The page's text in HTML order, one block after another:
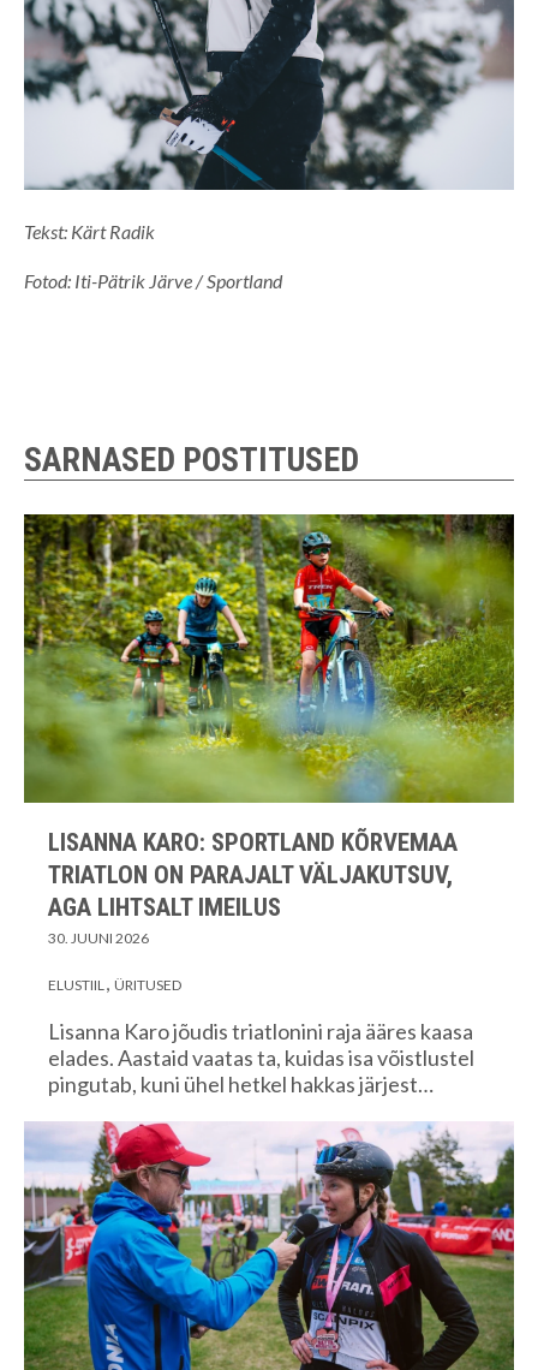
Tekst: Kärt Radik
Fotod: Iti-Pätrik Järve / Sportland
SARNASED POSTITUSED
LISANNA KARO: SPORTLAND KÕRVEMAA
TRIATLON ON PARAJALT VÄLJAKUTSUV,
AGA LIHTSALT IMEILUS
30. JUUNI 2026
ELUSTIIL ÜRITUSED
Lisanna Karo jõudis triatlonini raja ääres kaasa
elades. Aastaid vaatas ta, kuidas isa võistlustel
pingutab, kuni ühel hetkel hakkas järjest…